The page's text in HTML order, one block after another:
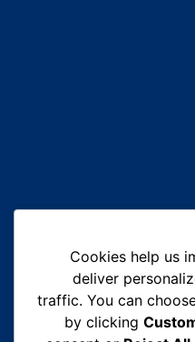
Cookies help us
deliver
traffic. You can
by clicking